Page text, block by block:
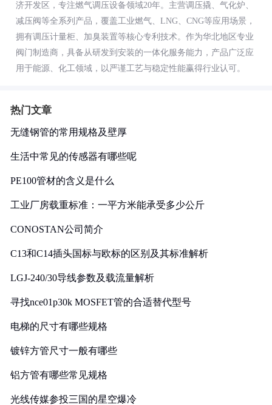
济开发区，专注燃气调压设备领域20年。主营调压撬、气化炉、
减压阀等全系列产品，覆盖工业燃气、LNG、CNG等应用场景，
拥有调压计量柜、加臭装置等核心专利技术。作为华北地区专业
阀门制造商，具备从研发到安装的一体化服务能力，产品广泛应
用于能源、化工领域，以严谨工艺与稳定性能赢得行业认可。
热门文章
无缝钢管的常用规格及壁厚
生活中常见的传感器有哪些呢
PE100管材的含义是什么
工业厂房载重标准：一平方米能承受多少公斤
CONOSTAN公司简介
C13和C14插头国标与欧标的区别及其标准解析
LGJ-240/30导线参数及载流量解析
寻找nce01p30k MOSFET管的合适替代型号
电梯的尺寸有哪些规格
镀锌方管尺寸一般有哪些
铝方管有哪些常见规格
光线传媒参投三国的星空爆冷